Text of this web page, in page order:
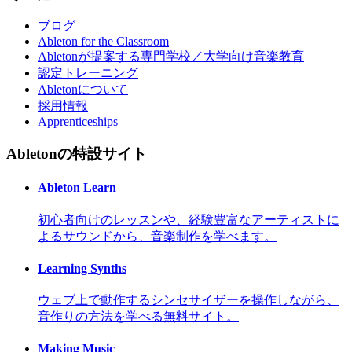
ブログ
Ableton for the Classroom
Abletonが提案する専門学校／大学向け音楽教育
認定トレーニング
Abletonについて
採用情報
Apprenticeships
Abletonの特設サイト
Ableton Learn
初心者向けのレッスンや、経験豊富なアーティストに
よるサウンドから、音楽制作を学べます。
Learning Synths
ウェブ上で動作するシンセサイザーを操作しながら、
音作りの方法を学べる無料サイト。
Making Music